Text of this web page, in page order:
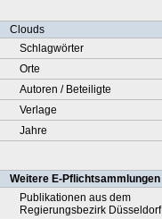
Clouds
Schlagwörter
Orte
Autoren / Beteiligte
Verlage
Jahre
Weitere E-Pflichtsammlungen
Publikationen aus dem
Regierungsbezirk Düsseldorf